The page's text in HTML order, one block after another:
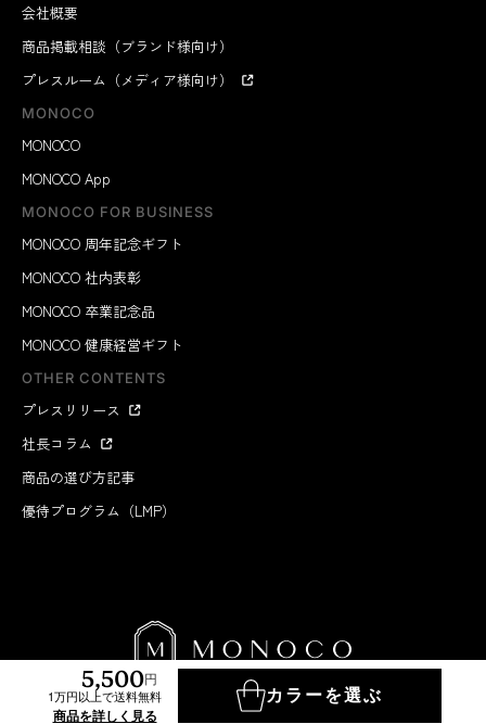
5,500円
1万円以上で送料無料
商品を詳しく見る
カラーを選ぶ
会社概要
商品掲載相談（ブランド様向け）
プレスルーム（メディア様向け）
MONOCO
MONOCO
MONOCO App
MONOCO FOR BUSINESS
MONOCO 周年記念ギフト
MONOCO 社内表彰
MONOCO 卒業記念品
MONOCO 健康経営ギフト
OTHER CONTENTS
プレスリリース
社長コラム
商品の選び方記事
優待プログラム（LMP）
MONOCO INC.2012-2026